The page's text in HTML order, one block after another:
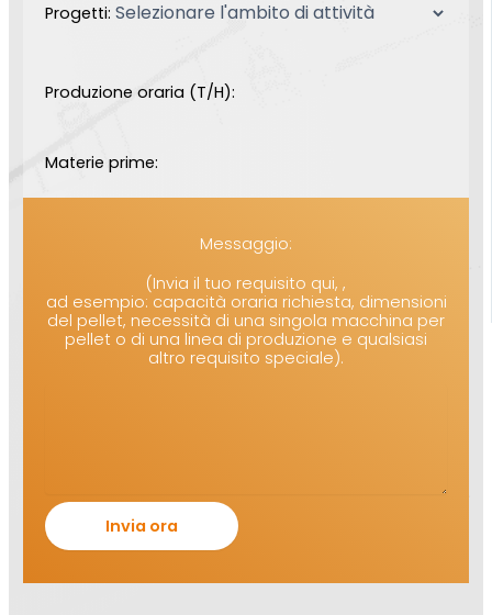
Progetti:
Produzione oraria (T/H):
Materie prime:
Messaggio:
(Invia il tuo requisito qui, ,
ad esempio: capacità oraria richiesta, dimensioni
del pellet, necessità di una singola macchina per
pellet o di una linea di produzione e qualsiasi
altro requisito speciale).